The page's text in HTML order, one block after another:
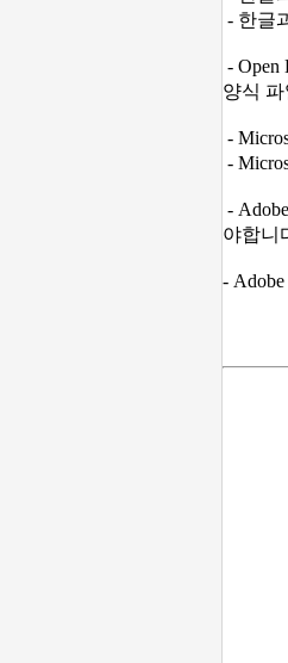
- 한글
- Open
양식 파
-
-
-
야합니
- Adobe